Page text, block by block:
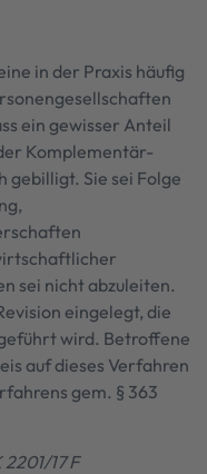
in der Praxis häufig
ein gewisser Anteil
Komplementär-
gebilligt. Sie sei Folge
sei nicht abzuleiten.
eingelegt, die
wird. Betroffene
auf dieses Verfahren
gem. § 363
17 F